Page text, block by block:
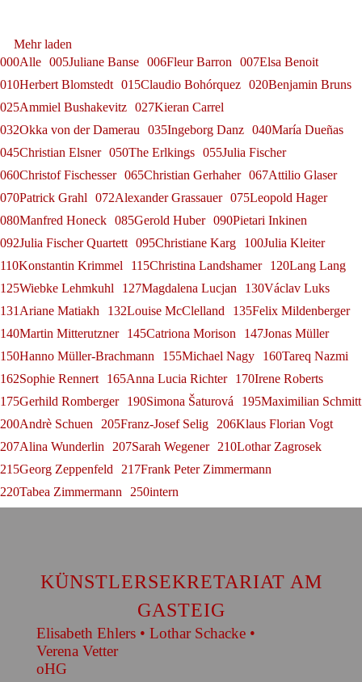
Ammiel Bushakevitz bei den
Salzburger Festspielen
Konstantin Krimmel
Internacional de Santander
Gerold Huber erhält das
Bundesverdienstkreuz am
Bande
Gerold Huber
Alexander Grassauer in
Bayreuth
Alexander Grassauer
Georg Zeppenfeld bei den
Bayreuther Festspielen
Georg Zeppenfeld
Mehr laden
000Alle 005Juliane Banse 006Fleur Barron
007Elsa Benoit
010Herbert Blomstedt 015Claudio Bohórquez 020Benjamin Bruns
025Ammiel Bushakevitz 027Kieran Carrel
032Okka von der Damerau
035Ingeborg Danz 040María Dueñas
045Christian Elsner 050The Erlkings 055Julia Fischer
060Christof Fischesser 065Christian Gerhaher 067Attilio Glaser
070Patrick Grahl
072Alexander Grassauer 075Leopold Hager
080Manfred Honeck 085Gerold Huber 090Pietari Inkinen
092Julia Fischer Quartett 095Christiane Karg
100Julia Kleiter
110Konstantin Krimmel
115Christina Landshamer
120Lang Lang
125Wiebke Lehmkuhl
127Magdalena Lucjan
130Václav Luks
131Ariane Matiakh
132Louise McClelland
135Felix Mildenberger
140Martin Mitterutzner
145Catriona Morison
147Jonas Müller
150Hanno Müller-Brachmann
155Michael Nagy
160Tareq Nazmi
162Sophie Rennert
165Anna Lucia Richter
170Irene Roberts
175Gerhild Romberger
190Simona Šaturová
195Maximilian Schmitt
200Andrè Schuen
205Franz-Josef Selig
206Klaus Florian Vogt
207Alina Wunderlin
207Sarah Wegener
210Lothar Zagrosek
215Georg Zeppenfeld
217Frank Peter Zimmermann
220Tabea Zimmermann
250intern
KÜNSTLERSEKRETARIAT AM
GASTEIG
Elisabeth Ehlers • Lothar Schacke •
Verena Vetter
oHG